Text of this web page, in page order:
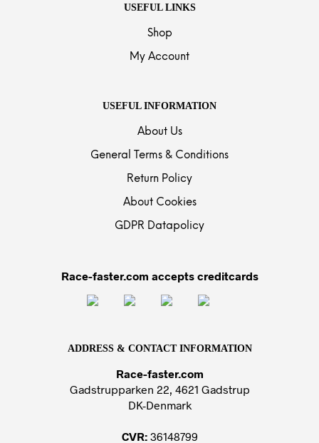
USEFUL LINKS
Shop
My Account
USEFUL INFORMATION
About Us
General Terms & Conditions
Return Policy
About Cookies
GDPR Datapolicy
Race-faster.com accepts creditcards
ADDRESS & CONTACT INFORMATION
Race-faster.com
Gadstrupparken 22, 4621 Gadstrup
DK-Denmark
CVR:36148799